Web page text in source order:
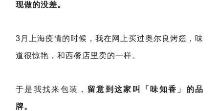
现做的没差。
3月上海疫情的时候，我在网上买过奥尔良烤翅，味
道很惊艳，和西餐店里卖的一样。
于是我找来包装， 留意到这家叫「味知香」的品
牌。